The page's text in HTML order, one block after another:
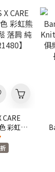
CARE
彩虹熊
肩 純
】